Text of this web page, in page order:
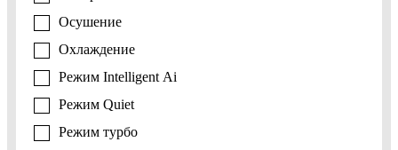
Осушение
Охлаждение
Режим Intelligent Ai
Режим Quiet
Режим турбо